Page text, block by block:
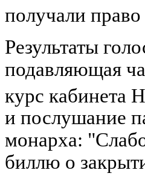
получали
Результаты
подавляющая
курс кабинета
и послушание
монарха:
биллю о